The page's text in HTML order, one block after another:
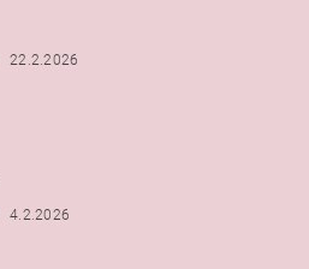
22.2.2026
4.2.2026